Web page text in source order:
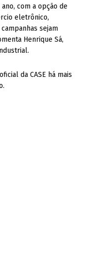
com a opção de
eletrônico,
sejam
Henrique Sá,
da CASE há mais